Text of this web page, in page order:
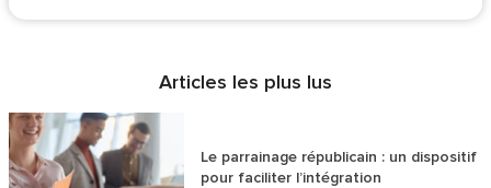
Articles les plus lus
Le parrainage républicain : un dispositif
pour faciliter l’intégration